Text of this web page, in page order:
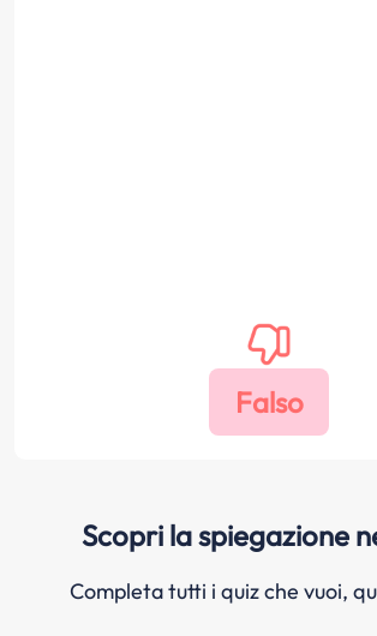
Scopri la spiegazione
Completa tutti i quiz che vuoi,